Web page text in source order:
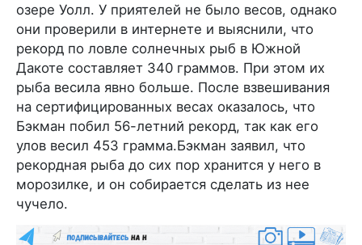
озере Уолл. У приятелей не было весов, однако
они проверили в интернете и выяснили, что
рекорд по ловле солнечных рыб в Южной
Дакоте составляет 340 граммов. При этом их
рыба весила явно больше. После взвешивания
на сертифицированных весах оказалось, что
Бэкман побил 56-летний рекорд, так как его
улов весил 453 грамма.Бэкман заявил, что
рекордная рыба до сих пор хранится у него в
морозилке, и он собирается сделать из нее
чучело.